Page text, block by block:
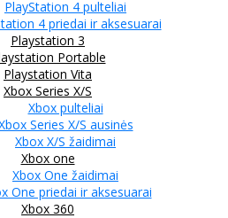
PlayStation 4 pulteliai
4 priedai ir aksesuarai
Playstation 3
Portable
Playstation Vita
Xbox Series X/S
Xbox pulteliai
Series X/S ausinės
Xbox X/S žaidimai
Xbox one
Xbox One žaidimai
One priedai ir aksesuarai
Xbox 360